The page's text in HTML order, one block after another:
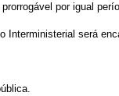
por igual
será